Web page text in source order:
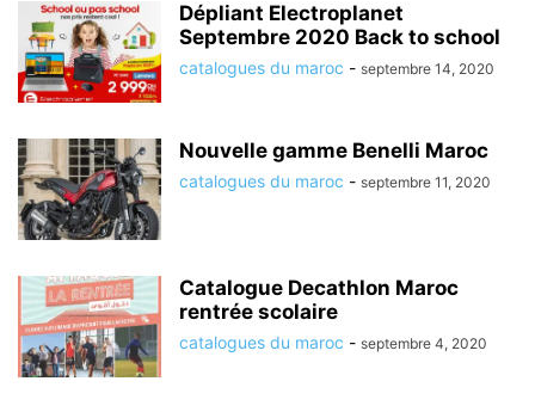
Dépliant Electroplanet
Septembre 2020 Back to school
catalogues du maroc - septembre 14, 2020
Nouvelle gamme Benelli Maroc
catalogues du maroc - septembre 11, 2020
Catalogue Decathlon Maroc
rentrée scolaire
catalogues du maroc - septembre 4, 2020